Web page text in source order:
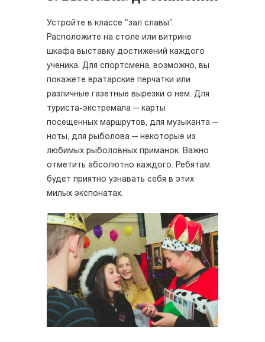
Устройте в классе "зал славы”.
Расположите на столе или витрине
шкафа выставку достижений каждого
ученика. Для спортсмена, возможно, вы
покажете вратарские перчатки или
различные газетные вырезки о нем. Для
туриста-экстремала — карты
посещенных маршрутов, для музыканта —
ноты, для рыболова — некоторые из
любимых рыболовных приманок. Важно
отметить абсолютно каждого. Ребятам
будет приятно узнавать себя в этих
милых экспонатах.